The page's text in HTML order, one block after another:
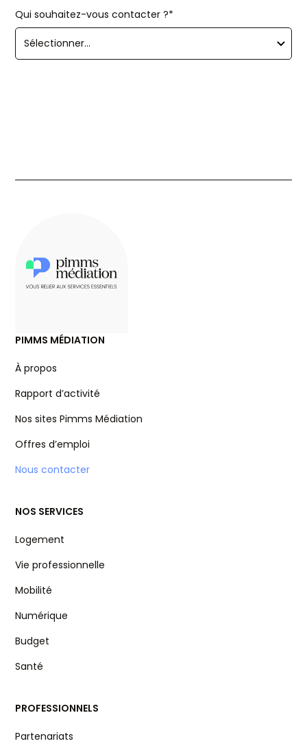
Qui souhaitez-vous contacter ?*
PIMMS MÉDIATION
À propos
Rapport d’activité
Nos sites Pimms Médiation
Offres d’emploi
Nous contacter
NOS SERVICES
Logement
Vie professionnelle
Mobilité
Numérique
Budget
Santé
PROFESSIONNELS
Partenariats